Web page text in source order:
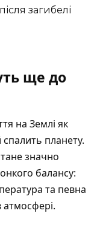
після загибелі
ще до
на Землі як
планету.
значно
балансу:
та певна
атмосфері.